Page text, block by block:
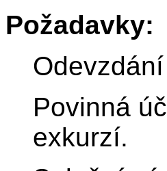
Požadavky:
Povinná
exkurzí.